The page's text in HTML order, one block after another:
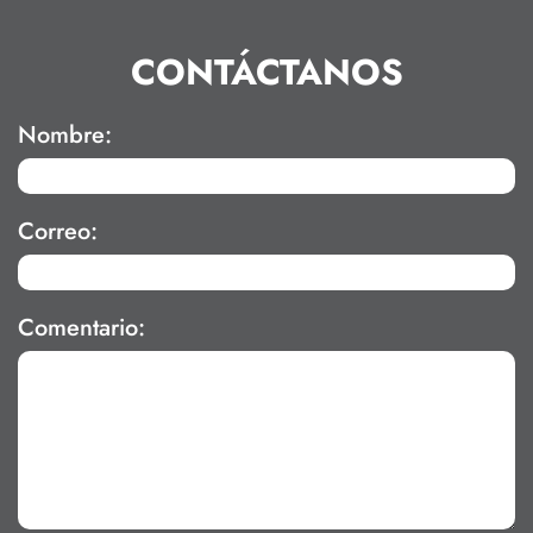
CONTÁCTANOS
Nombre:
Correo:
Comentario: